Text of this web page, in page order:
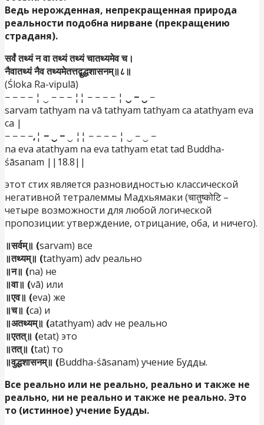
Ведь нерожденная, непрекращенная природа
реальности подобна нирване (прекращению
страданя).
सर्वं तथ्यं न वा तथ्यं तथ्यं चातथ्यमेव च।
नैवातथ्यं नैव तथ्यमेतत्तद्बुद्धशासनम्॥८॥
(Śloka Ra-vipulā)
− − − − ¦ ‿ − − − ¦¦ − − − − ¦ ‿ − ‿ −
sarvam tathyam na vā tathyam tathyam ca atathyam eva
ca |
− − − −,¦ − ‿ −
‿ ¦¦ − − − − ¦ ‿ − ‿ −
na eva atathyam na eva tathyam etat tad Buddha-
śāsanam ||18.8||
этот стих является разновидностью классической
негативной тетралеммы Мадхьямаки (चातुष्कोटि –
четыре возможности для любой логической
пропозиции: утверждение, отрицание, оба, и ничего).
॥सर्वम्॥ (sarvam) все
॥तथ्यम्॥ (tathyam) adv реально
॥न॥ (na) не
॥वा॥ (vā) или
॥एव॥ (eva) же
॥च॥ (ca) и
॥अतथ्यम्॥ (atathyam) adv не реально
॥एतत्॥ (etat) это
॥तत्॥ (tat) то
॥वुद्धशासनम्॥ (Buddha-śāsanam) учение Будды.
Все реально или не реально, реально и также не
реально, ни не реально и также не реально. Это
то (истинное) учение Будды.